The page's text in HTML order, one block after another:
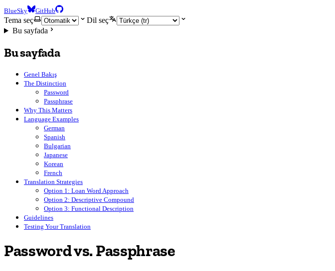
BlueSky GitHub
Tema seç
Dil seç
Bu sayfada
Bu sayfada
Genel Bakış
The Distinction
Password
Passphrase
Why This Matters
Language Examples
German
Spanish
Bulgarian
Japanese
Korean
French
Translation Strategies
Option 1: Loan Word Approach
Option 2: Descriptive Compound
Option 3: Functional Description
Guidelines
Testing Your Translation
Password vs. Passphrase